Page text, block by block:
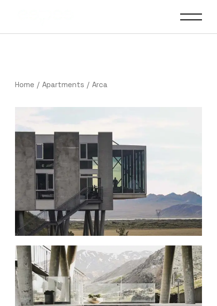
Home Apartments Arca